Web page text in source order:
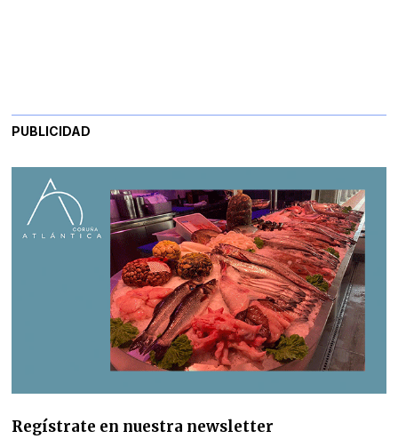
PUBLICIDAD
Regístrate en nuestra newsletter